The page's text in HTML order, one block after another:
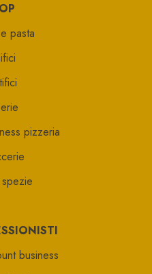
pasta
pizzeria
business